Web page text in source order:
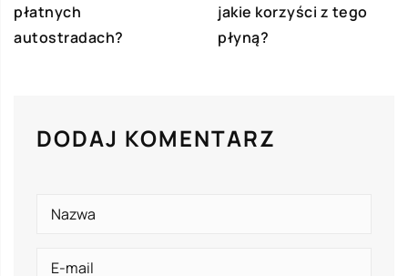
płatnych
autostradach?
jakie korzyści z tego
płyną?
DODAJ KOMENTARZ